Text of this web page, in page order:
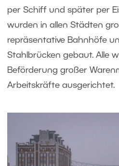
per Schiff und später per
wurden in allen Städten
repräsentative Bahnhöfe
Stahlbrücken gebaut. Alle
Beförderung großer
Arbeitskräfte ausgerichtet.